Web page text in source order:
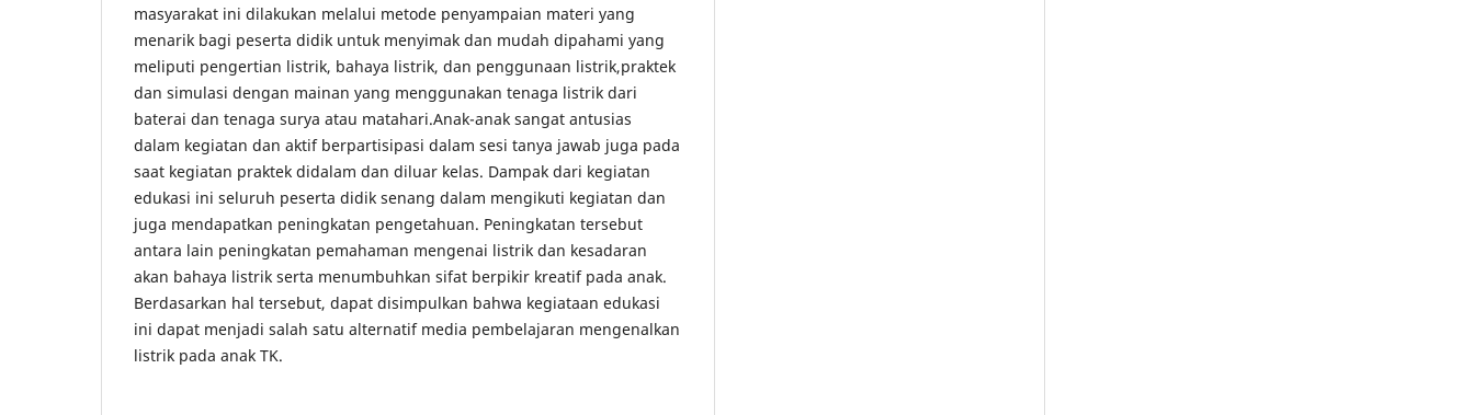
masyarakat ini dilakukan melalui metode penyampaian materi yang
menarik bagi peserta didik untuk menyimak dan mudah dipahami yang
meliputi pengertian listrik, bahaya listrik, dan penggunaan listrik,praktek
dan simulasi dengan mainan yang menggunakan tenaga listrik dari
baterai dan tenaga surya atau matahari.Anak-anak sangat antusias
dalam kegiatan dan aktif berpartisipasi dalam sesi tanya jawab juga pada
saat kegiatan praktek didalam dan diluar kelas. Dampak dari kegiatan
edukasi ini seluruh peserta didik senang dalam mengikuti kegiatan dan
juga mendapatkan peningkatan pengetahuan. Peningkatan tersebut
antara lain peningkatan pemahaman mengenai listrik dan kesadaran
akan bahaya listrik serta menumbuhkan sifat berpikir kreatif pada anak.
Berdasarkan hal tersebut, dapat disimpulkan bahwa kegiataan edukasi
ini dapat menjadi salah satu alternatif media pembelajaran mengenalkan
listrik pada anak TK.